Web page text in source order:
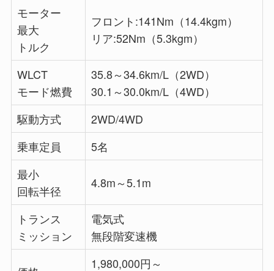
モーター
最大
トルク
フロント:141Nm（14.4kgm）
リア:52Nm（5.3kgm）
WLCT
モード燃費
35.8～34.6km/L（2WD）
30.1～30.0km/L（4WD）
駆動方式
2WD/4WD
乗車定員
5名
最小
回転半径
4.8m～5.1m
トランス
ミッション
電気式
無段階変速機
1,980,000円～